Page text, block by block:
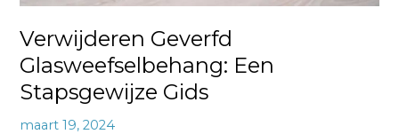
Verwijderen Geverfd
Glasweefselbehang: Een
Stapsgewijze Gids
maart 19, 2024